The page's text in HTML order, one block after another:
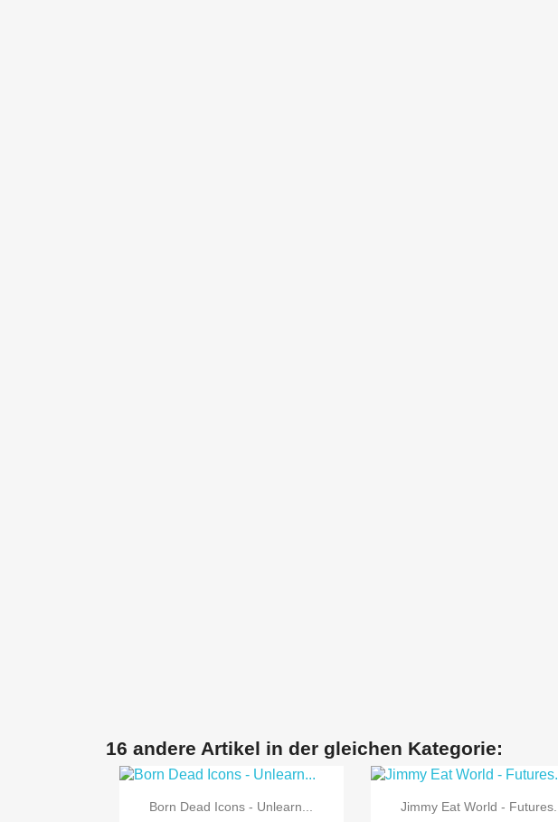
16 andere Artikel in der gleichen Kategorie:
 Vorschau
Born Dead Icons - Unlearn...  Vorschau
Jimmy Eat World - Futures...